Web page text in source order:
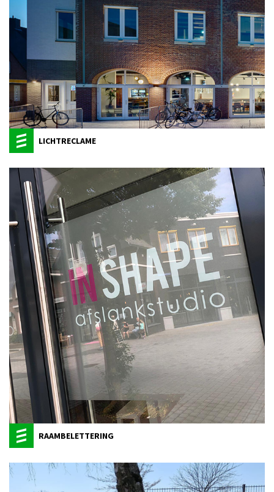
LICHTRECLAME
RAAMBELETTERING